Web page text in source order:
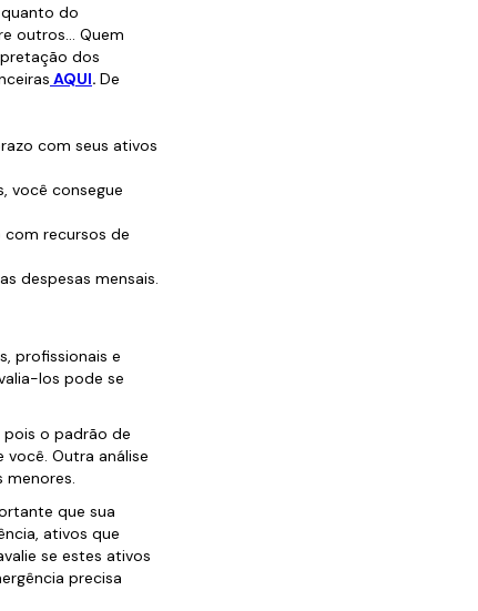
do
outros... Quem
dos
AQUI. De
com seus ativos
você consegue
recursos de
despesas mensais.
profissionais e
los pode se
o padrão de
Outra análise
menores.
que sua
ativos que
se estes ativos
precisa